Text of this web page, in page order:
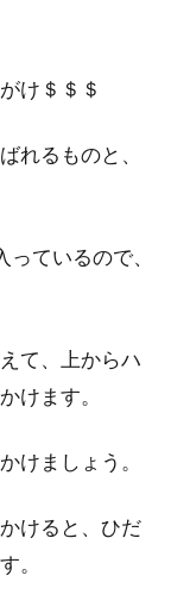
つけばあっという間
ンナー
インナーに欠かせ
け＄＄＄
れるものと、
ているので、
て、上からハ
けます。
けましょう。
けると、ひだ
。